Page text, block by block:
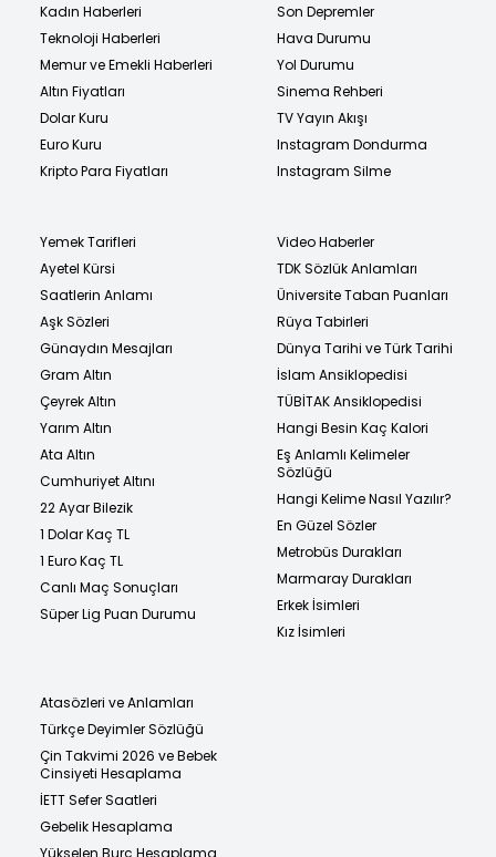
Kadın Haberleri
Teknoloji Haberleri
Memur ve Emekli Haberleri
Altın Fiyatları
Dolar Kuru
Euro Kuru
Kripto Para Fiyatları
Son Depremler
Hava Durumu
Yol Durumu
Sinema Rehberi
TV Yayın Akışı
Instagram Dondurma
Instagram Silme
Yemek Tarifleri
Ayetel Kürsi
Saatlerin Anlamı
Aşk Sözleri
Günaydın Mesajları
Gram Altın
Çeyrek Altın
Yarım Altın
Ata Altın
Cumhuriyet Altını
22 Ayar Bilezik
1 Dolar Kaç TL
1 Euro Kaç TL
Canlı Maç Sonuçları
Süper Lig Puan Durumu
Video Haberler
TDK Sözlük Anlamları
Üniversite Taban Puanları
Rüya Tabirleri
Dünya Tarihi ve Türk Tarihi
İslam Ansiklopedisi
TÜBİTAK Ansiklopedisi
Hangi Besin Kaç Kalori
Eş Anlamlı Kelimeler
Sözlüğü
Hangi Kelime Nasıl Yazılır?
En Güzel Sözler
Metrobüs Durakları
Marmaray Durakları
Erkek İsimleri
Kız İsimleri
Atasözleri ve Anlamları
Türkçe Deyimler Sözlüğü
Çin Takvimi 2026 ve Bebek
Cinsiyeti Hesaplama
İETT Sefer Saatleri
Gebelik Hesaplama
Yükselen Burç Hesaplama